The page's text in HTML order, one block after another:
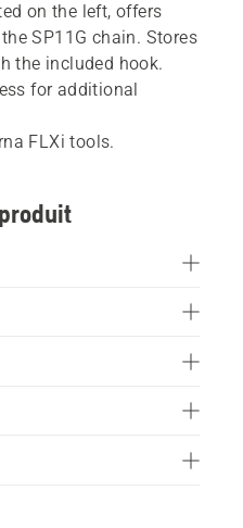
on the left, offers
SP11G chain. Stores
the included hook.
for additional
FLXi tools.